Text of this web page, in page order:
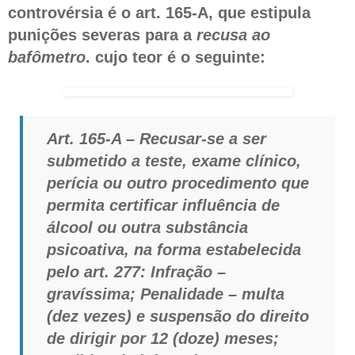
controvérsia é o art. 165-A, que estipula
punições severas para a recusa ao
bafômetro. cujo teor é o seguinte:
Art. 165-A – Recusar-se a ser
submetido a teste, exame clínico,
perícia ou outro procedimento que
permita certificar influência de
álcool ou outra substância
psicoativa, na forma estabelecida
pelo art. 277: Infração –
gravíssima; Penalidade – multa
(dez vezes) e suspensão do direito
de dirigir por 12 (doze) meses;